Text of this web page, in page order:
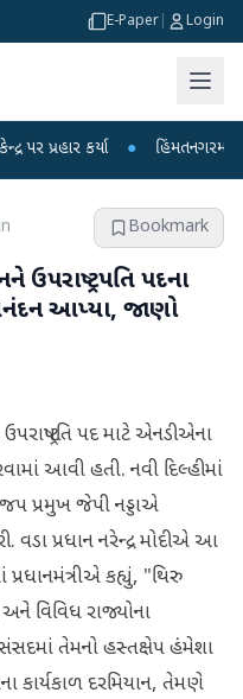
E-Paper Login
કર્યા ● હિંમતનગરમાં રહસ્યમય
Bookmark
ઉપરાષ્ટ્રપતિ પદના
આપ્યા, જાણો
પદ માટે એનડીએના
આવી હતી. નવી દિલ્હીમાં
પ્રમુખ જેપી નડ્ડાએ
વડા પ્રધાન નરેન્દ્ર મોદીએ આ
કહ્યું, "થિરુ
વિવિધ રાજ્યોના
તેમનો હસ્તક્ષેપ હંમેશા
કાર્યકાળ દરમિયાન, તેમણે